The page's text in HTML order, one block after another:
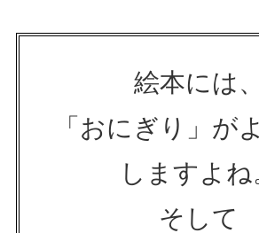
絵本には、
「おにぎり」が
しますよね
そして